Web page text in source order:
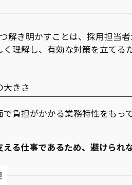
解き明かすことは、採用担当
く理解し、有効な対策を立てる
きさ
負担がかかる業務特性をもっ
る仕事であるため、避けられ